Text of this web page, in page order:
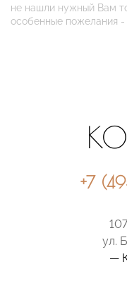
не нашли нужный Вам
особенные пожелания
+7
ул.
—